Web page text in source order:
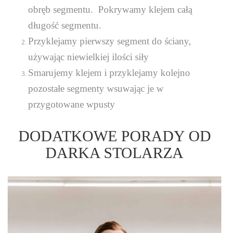
obręb segmentu. Pokrywamy klejem całą
długość segmentu.
Przyklejamy pierwszy segment do ściany,
używając niewielkiej ilości siły
Smarujemy klejem i przyklejamy kolejno
pozostałe segmenty wsuwając je w
przygotowane wpusty
DODATKOWE PORADY OD
DARKA STOLARZA